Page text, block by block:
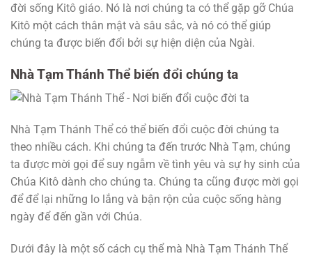
đời sống Kitô giáo. Nó là nơi chúng ta có thể gặp gỡ Chúa
Kitô một cách thân mật và sâu sắc, và nó có thể giúp
chúng ta được biến đổi bởi sự hiện diện của Ngài.
Nhà Tạm Thánh Thể biến đổi chúng ta
Nhà Tạm Thánh Thể có thể biến đổi cuộc đời chúng ta
theo nhiều cách. Khi chúng ta đến trước Nhà Tạm, chúng
ta được mời gọi để suy ngẫm về tình yêu và sự hy sinh của
Chúa Kitô dành cho chúng ta. Chúng ta cũng được mời gọi
để để lại những lo lắng và bận rộn của cuộc sống hàng
ngày để đến gần với Chúa.
Dưới đây là một số cách cụ thể mà Nhà Tạm Thánh Thể